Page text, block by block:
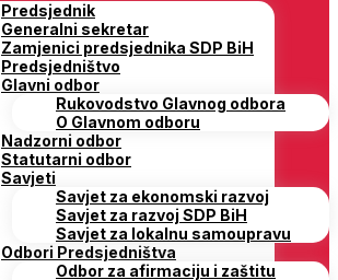
Predsjednik
Generalni sekretar
Zamjenici predsjednika SDP BiH
Predsjedništvo
Glavni odbor
Rukovodstvo Glavnog odbora
O Glavnom odboru
Nadzorni odbor
Statutarni odbor
Savjeti
Savjet za ekonomski razvoj
Savjet za razvoj SDP BiH
Savjet za lokalnu samoupravu
Odbori Predsjedništva
Odbor za afirmaciju i zaštitu